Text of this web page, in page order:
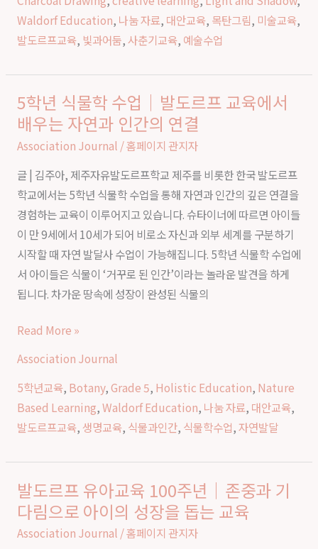
어
을
배
우
는
6
학
년
수
업
Waldorf Education, 나눔 자료, 대안교육, 목탄그림, 미술교육,
발도르프교육, 빛과어둠,사춘기교육, 예술수업
5학년 식물학 수업｜발도르프 교육에서
배우는 자연과 인간의 연결
Association Journal /홈페이지 관지자
글 | 김주아, 제주자유발도르프학교 제주를 비롯한 한국 발도르프
학교에서는 5학년 식물학 수업을 통해 자연과 인간의 깊은 연결을
경험하는 교육이 이루어지고 있습니다. 슈타이너에 따르면 아이들
이 만 9세에서 10세가 되어 비로소 자신과 외부 세계를 구분하기
시작할 때 자연 발달사 수업이 가능해집니다. 5학년 식물학 수업에
서 아이들은 식물이 ‘거꾸로 된 인간’이라는 놀라운 발견을 하게
됩니다. 차가운 땅속에 성장이 완성된 식물의
5
학
년
물
학
수
업
｜
발
도
프
교
서
우
자
연
과
Read More »
Association Journal
5학년교육, Botany,Grade 5, Holistic Education, Nature
Based Learning,Waldorf Education, 나눔 자료, 대안교육,
발도르프교육,생명교육, 식물과인간, 식물학수업,자연발달
발도르프 유아교육 100주년｜존중과 기
다림으로 아이의 성장을 돕는 교육
Association Journal /홈페이지 관지자
발
도
르